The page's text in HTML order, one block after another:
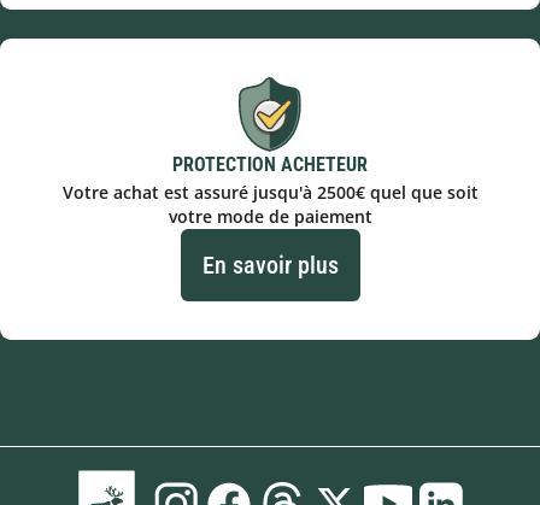
PROTECTION ACHETEUR
Votre achat est assuré jusqu'à 2500€ quel que soit
votre mode de paiement
En savoir plus